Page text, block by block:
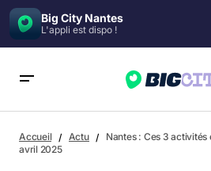
Big City Nantes
L'appli est dispo !
Accueil Actu
Nantes : Ces 3
avril 2025